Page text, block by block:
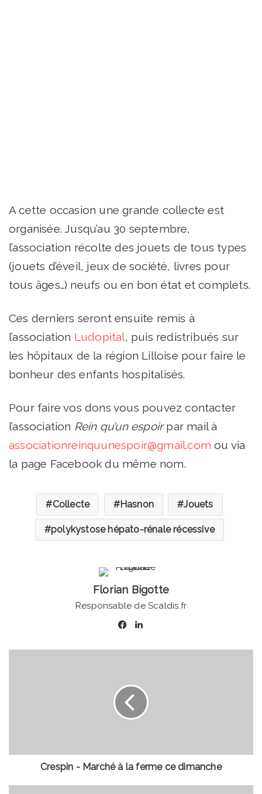
A cette occasion une grande collecte est
organisée. Jusqu’au 30 septembre,
l’association récolte des jouets de tous types
(jouets d’éveil, jeux de société, livres pour
tous âges…) neufs ou en bon état et complets.
Ces derniers seront ensuite remis à
l’association Ludopital, puis redistribués sur
les hôpitaux de la région Lilloise pour faire le
bonheur des enfants hospitalisés.
Pour faire vos dons vous pouvez contacter
l’association Rein qu’un espoirpar mail à
associationreinquunespoir@gmail.com ou via
la page Facebook du même nom.
Collecte Hasnon Jouets
polykystose hépato-rénale récessive
Florian Bigotte
Responsable de Scaldis.fr
Facebook
Crespin - Marché à la ferme ce dimanche